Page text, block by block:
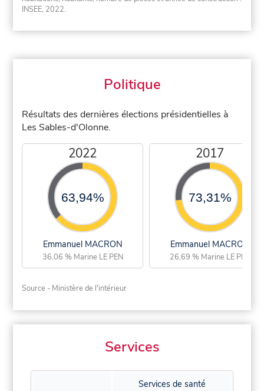
INSEE, 2022.
Politique
Résultats des dernières élections présidentielles à
Les Sables-d'Olonne.
2022
63,94%
Emmanuel MACRON
36,06 % Marine LE PEN
2017
73,31%
Emmanuel MACRON
26,69 % Marine LE PEN
Source - Ministère de l'intérieur
Services
Services de santé